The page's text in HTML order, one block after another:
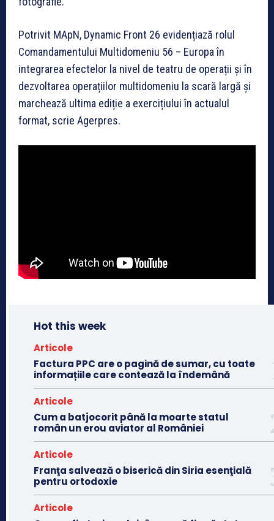
Potrivit MApN, Dynamic Front 26 evidențiază rolul
Comandamentului Multidomeniu 56 – Europa în
integrarea efectelor la nivel de teatru de operații și în
dezvoltarea operațiilor multidomeniu la scară largă și
marchează ultima ediție a exercițiului în actualul
format, scrie Agerpres.
Hot this week
Articole
Factura PPC are o pagină de sumar, cu toate
informațiile care contează la îndemână
Articole
Cum a batjocorit până la moarte statul
român un erou aviator al României
Articole
Franţa salvează o biserică din Siria esenţială
pentru ortodoxie
Articole